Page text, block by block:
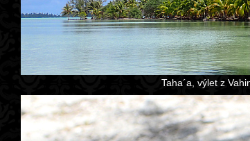
Taha´a, výlet z